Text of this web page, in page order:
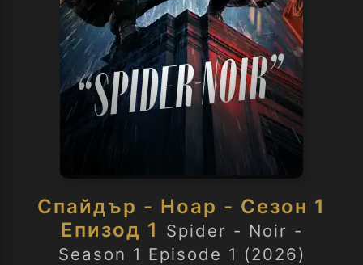
Спайдър - Ноар - Сезон 1
Епизод 1 Spider - Noir -
Season 1 Episode 1 (2026)